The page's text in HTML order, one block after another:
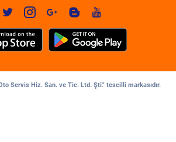
Servis Hiz. San. ve Tic. Ltd. Şti." tescilli markasıdır.